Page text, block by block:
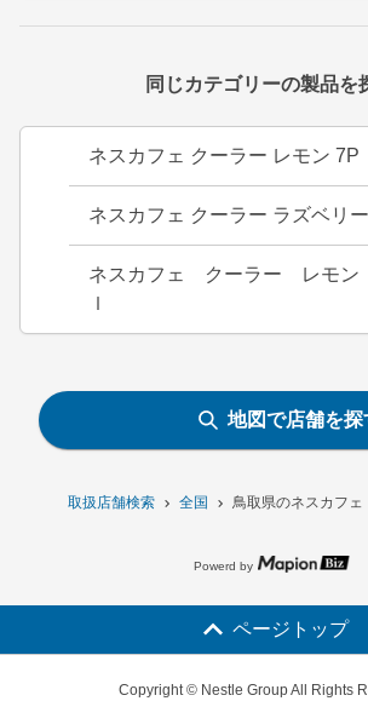
取扱店舗検索 全国 鳥取県のネスカフ
同じカテゴリーの製品を
ネスカフェ クーラー レモン 7P
ネスカフェ クーラー ラズベリ
ネスカフェ クーラー レモン
ｌ
地図で店舗を探
Powerd by
ページトップ
Copyright © Nestle Group All Rights